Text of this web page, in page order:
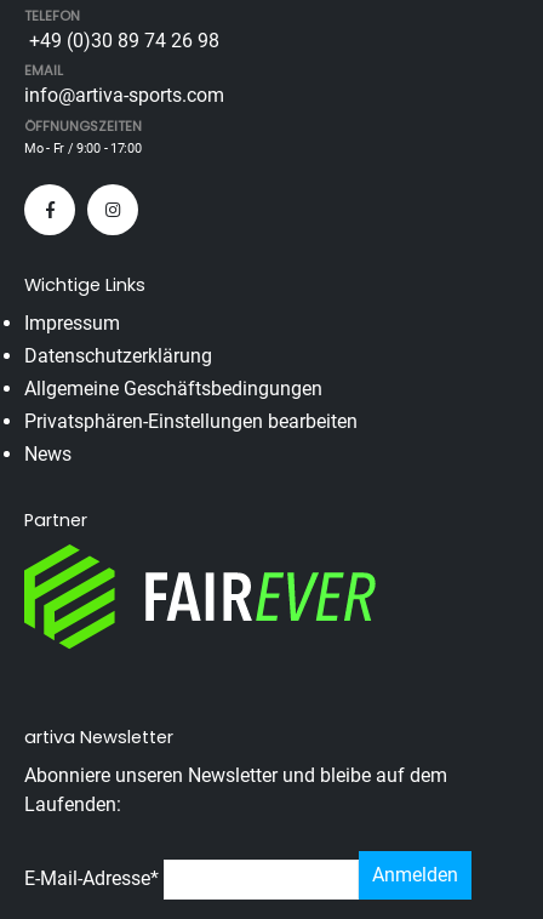
TELEFON
+49 (0)30 89 74 26 98
EMAIL
info@artiva-sports.com
ÖFFNUNGSZEITEN
Mo - Fr / 9:00 - 17:00
Wichtige Links
Impressum
Datenschutzerklärung
Allgemeine Geschäftsbedingungen
Privatsphären-Einstellungen bearbeiten
News
Partner
artiva Newsletter
Abonniere unseren Newsletter und bleibe auf dem
Laufenden:
E-Mail-Adresse*